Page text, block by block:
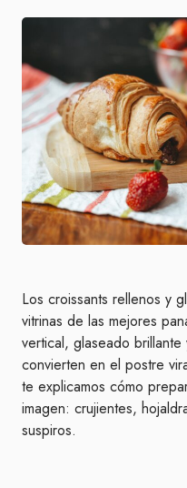
Los croissants rellenos y
vitrinas de las mejores
vertical, glaseado
convierten en el postre
te explicamos cómo
imagen: crujientes,
suspiros.